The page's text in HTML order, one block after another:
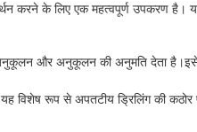
करने के लिए एक महत्वपूर्ण उपकरण है।
और अनुकूलन की अनुमति देता
रूप से अपतटीय ड्रिलिंग की कठोर